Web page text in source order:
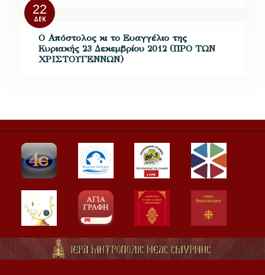
22
ΔΕΚ
Ο Απόστολος κι το Ευαγγέλιο της
Κυριακής 23 Δεκεμβρίου 2012 (ΠΡΟ ΤΩΝ
ΧΡΙΣΤΟΥΓΕΝΝΩΝ)